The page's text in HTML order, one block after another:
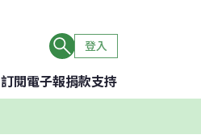
登入
訂閱電子報捐款支持